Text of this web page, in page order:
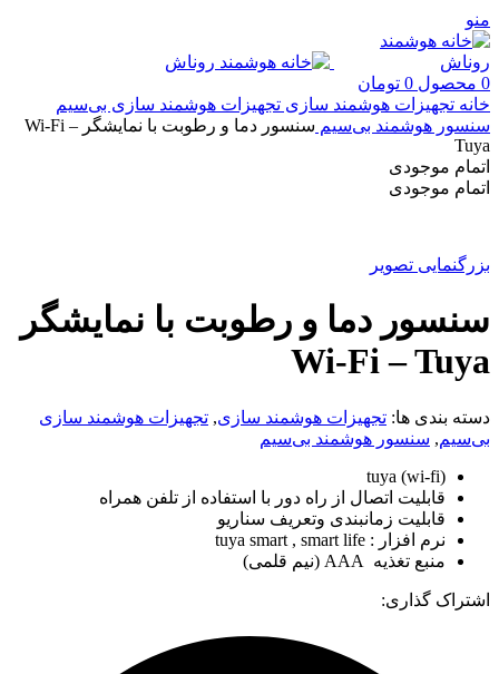
منو
0 محصول 0 تومان
خانه تجهیزات هوشمند سازی تجهیزات هوشمند سازی بی‌سیم
سنسور هوشمند بی‌سیم
سنسور دما و رطوبت با نمایشگر Wi-Fi –
Tuya
اتمام موجودی
اتمام موجودی
بزرگنمایی تصویر
سنسور دما و رطوبت با نمایشگر
Wi-Fi – Tuya
دسته بندی ها: تجهیزات هوشمند سازی, تجهیزات هوشمند سازی
بی‌سیم, سنسور هوشمند بی‌سیم
tuya (wi-fi)
قابلیت اتصال از راه دور با استفاده از تلفن همراه
قابلیت زمانبندی وتعریف سناریو
نرم افزار : tuya smart , smart life
منبع تغذیه AAA (نیم قلمی)
اشتراک گذاری: